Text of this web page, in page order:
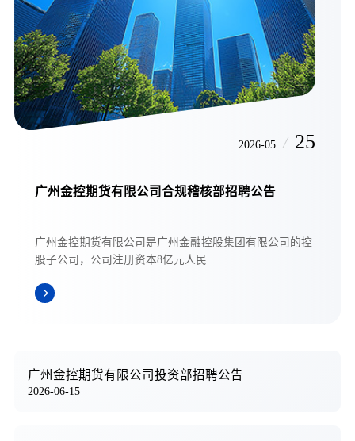
2026-05 / 25
广州金控期货有限公司合规稽核部招聘公告
广州金控期货有限公司是广州金融控股集团有限公司的控
股子公司，公司注册资本8亿元人民...
广州金控期货有限公司投资部招聘公告
2026-06-15